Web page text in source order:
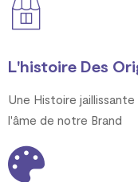
L'histoire Des
Une Histoire
l'âme de notre Brand